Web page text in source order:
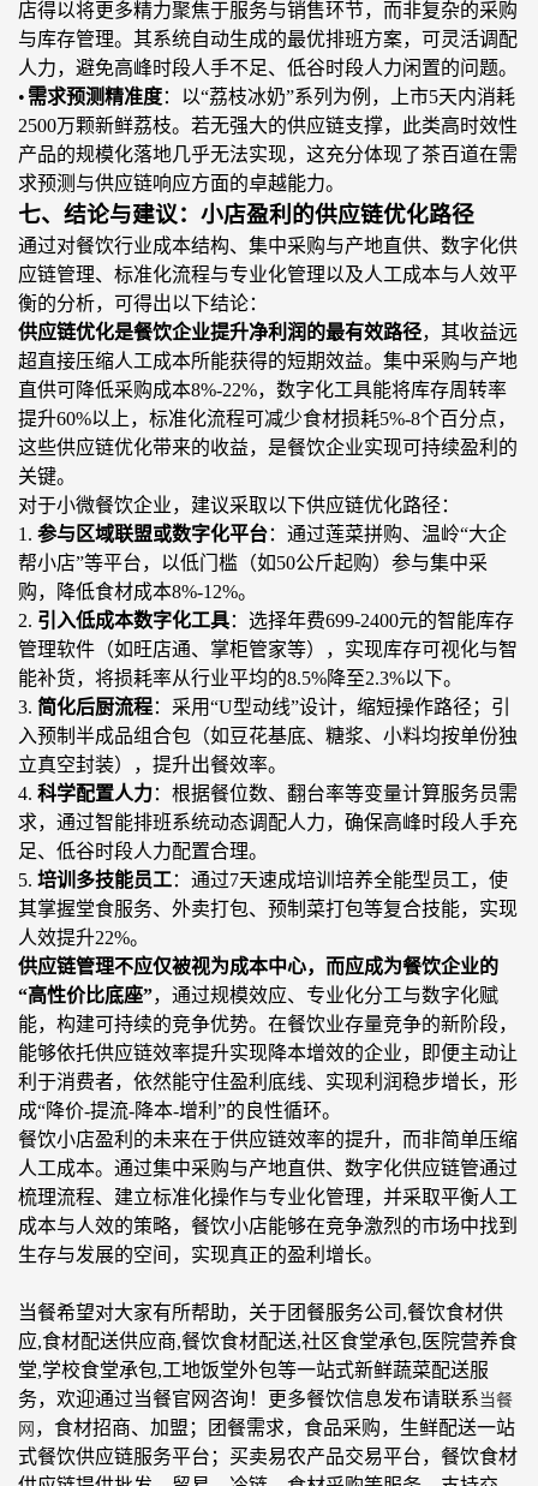
店得以将更多精力聚焦于服务与销售环节，而非复杂的采购
与库存管理。其系统自动生成的最优排班方案，可灵活调配
人力，避免高峰时段人手不足、低谷时段人力闲置的问题。
• 需求预测精准度：以“荔枝冰奶”系列为例，上市5天内消耗
2500万颗新鲜荔枝。若无强大的供应链支撑，此类高时效性
产品的规模化落地几乎无法实现，这充分体现了茶百道在需
求预测与供应链响应方面的卓越能力。
七、结论与建议：小店盈利的供应链优化路径
通过对餐饮行业成本结构、集中采购与产地直供、数字化供
应链管理、标准化流程与专业化管理以及人工成本与人效平
衡的分析， 可得出以下结论：
供应链优化是餐饮企业提升净利润的最有效路径，其收益远
超直接压缩人工成本所能获得的短期效益。集中采购与产地
直供可降低采购成本8%-22%，数字化工具能将库存周转率
提升60%以上，标准化流程可减少食材损耗5%-8个百分点，
这些供应链优化带来的收益，是餐饮企业实现可持续盈利的
关键。
对于小微餐饮企业，建议采取以下供应链优化路径：
1. 参与区域联盟或数字化平台：通过莲菜拼购、温岭“大企
帮小店”等平台，以低门槛（如50公斤起购）参与集中采
购，降低食材成本8%-12%。
2. 引入低成本数字化工具：选择年费699-2400元的智能库存
管理软件 （如旺店通、掌柜管家等） ，实现库存可视化与智
能补货，将损耗率从行业平均的8.5%降至2.3%以下。
3. 简化后厨流程：采用“U型动线”设计，缩短操作路径；引
入预制半成品组合包（如豆花基底、糖浆、小料均按单份独
立真空封装），提升出餐效率。
4. 科学配置人力：根据餐位数、翻台率等变量计算服务员需
求， 通过智能排班系统动态调配人力，确保高峰时段人手充
足、低谷时段人力配置合理。
5. 培训多技能员工：通过7天速成培训培养全能型员工， 使
其掌握堂食服务、外卖打包、预制菜打包等复合技能， 实现
人效提升22%。
供应链管理不应仅被视为成本中心，而应成为餐饮企业的
“高性价比底座”，通过规模效应、专业化分工与数字化赋
能，构建可持续的竞争优势。在餐饮业存量竞争的新阶段，
能够依托供应链效率提升实现降本增效的企业，即便主动让
利于消费者，依然能守住盈利底线、实现利润稳步增长，形
成“降价-提流-降本-增利 ”的良性循环。
餐饮小店盈利的未来在于供应链效率的提升，而非简单压缩
人工成本。通过集中采购与产地直供、数字化供应链管通过
梳理流程、建立标准化操作与专业化管理，并采取平衡人工
成本与人效的策略，餐饮小店能够在竞争激烈的市场中找到
生存与发展的空间，实现真正的盈利增长。
当餐希望对大家有所帮助，关于团餐服务公司,餐饮食材供
应,食材配送供应商,餐饮食材配送,社区食堂承包,医院营养食
堂,学校食堂承包,工地饭堂外包等一站式新鲜蔬菜配送服
务，欢迎通过当餐官网咨询！更多餐饮信息发布请联系 当餐
网 ，食材招商、加盟；团餐需求，食品采购，生鲜配送一站
式餐饮供应链服务平台；买卖易农产品交易平台，餐饮食材